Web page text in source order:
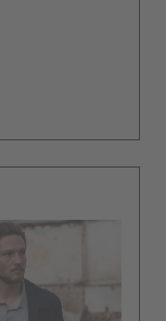
leží v
kurdskou